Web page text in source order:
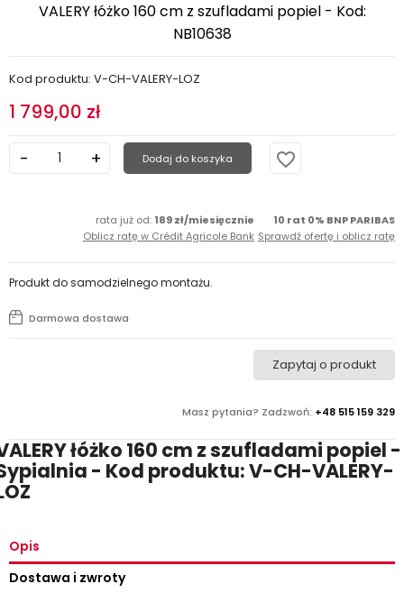
VALERY łóżko 160 cm z szufladami popiel - Kod:
NB10638
Kod produktu: V-CH-VALERY-LOZ
1 799,00 zł
Dodaj do koszyka favorite_border
rata już od: 189 zł/miesięcznie
Oblicz ratę w Crédit Agricole Bank
10 rat 0% BNP PARIBAS
Sprawdź ofertę i oblicz ratę
Masz pytania? Zadzwoń: +48 515 159 329
Zapytaj o produkt
Darmowa dostawa
Produkt do samodzielnego montażu.
łóżko 160 cm z szufladami popiel -
- Kod produktu: V-CH-VALERY-
Opis
Dostawa i zwroty